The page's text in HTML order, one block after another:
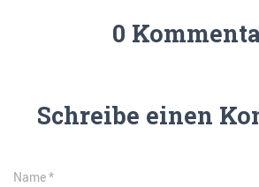
0
Schreibe einen
Name*